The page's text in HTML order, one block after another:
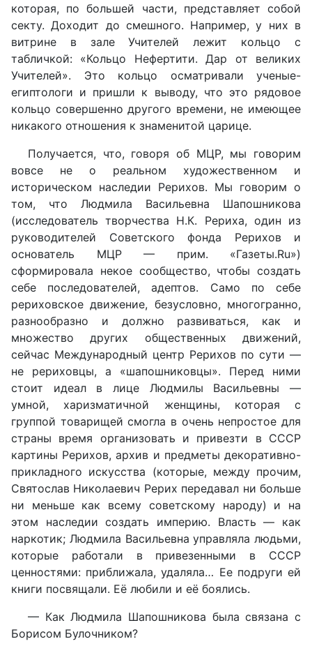
которая, по большей части, представляет собой
секту. Доходит до смешного. Например, у них в
витрине в зале Учителей лежит кольцо с
табличкой: «Кольцо Нефертити. Дар от великих
Учителей». Это кольцо осматривали ученые-
египтологи и пришли к выводу, что это рядовое
кольцо совершенно другого времени, не имеющее
никакого отношения к знаменитой царице.
Получается, что, говоря об МЦР, мы говорим
вовсе не о реальном художественном и
историческом наследии Рерихов. Мы говорим о
том, что Людмила Васильевна Шапошникова
(исследователь творчества Н.К. Рериха, один из
руководителей Советского фонда Рерихов и
основатель МЦР — прим. «Газеты.Ru»)
сформировала некое сообщество, чтобы создать
себе последователей, адептов. Само по себе
рериховское движение, безусловно, многогранно,
разнообразно и должно развиваться, как и
множество других общественных движений,
сейчас Международный центр Рерихов по сути —
не рериховцы, а «шапошниковцы». Перед ними
стоит идеал в лице Людмилы Васильевны —
умной, харизматичной женщины, которая с
группой товарищей смогла в очень непростое для
страны время организовать и привезти в СССР
картины Рерихов, архив и предметы декоративно-
прикладного искусства (которые, между прочим,
Святослав Николаевич Рерих передавал ни больше
ни меньше как всему советскому народу) и на
этом наследии создать империю. Власть — как
наркотик; Людмила Васильевна управляла людьми,
которые работали в привезенными в СССР
ценностями: приближала, удаляла… Ее подруги ей
книги посвящали. Её любили и её боялись.
— Как Людмила Шапошникова была связана с
Борисом Булочником?